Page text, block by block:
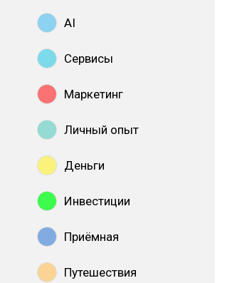
AI
Сервисы
Маркетинг
Личный опыт
Деньги
Инвестиции
Приёмная
Путешествия